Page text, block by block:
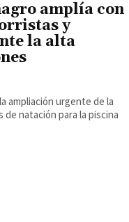
amplía con
y
la alta
ampliación urgente de la
natación para la piscina